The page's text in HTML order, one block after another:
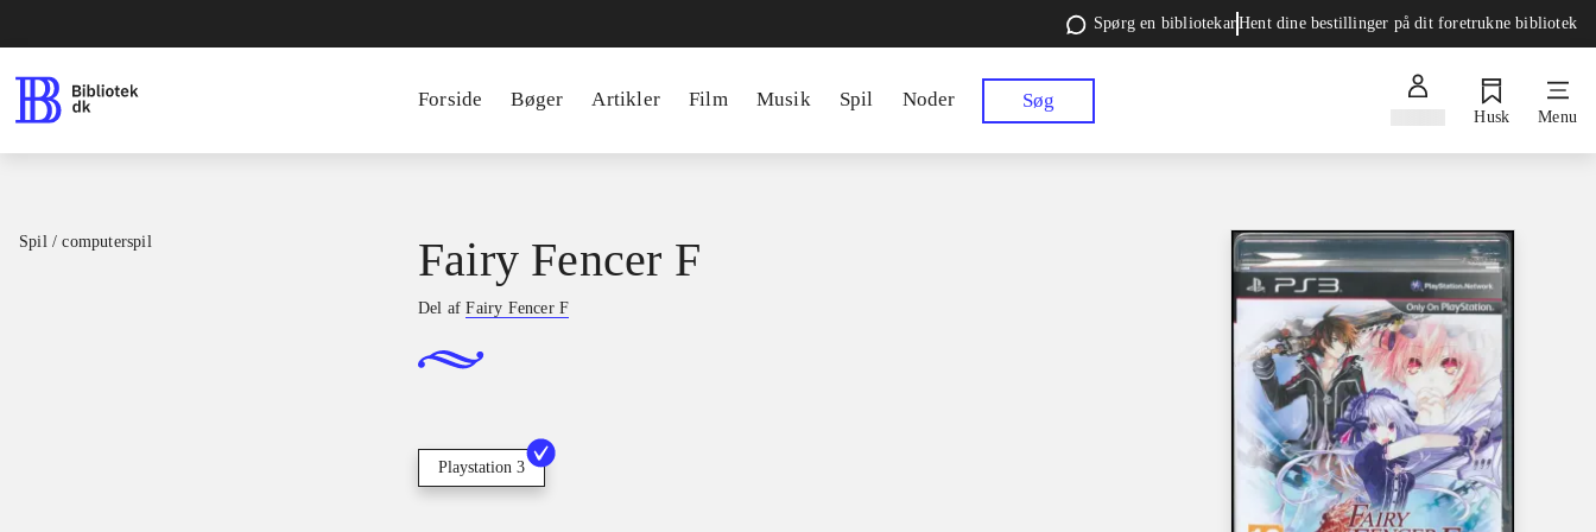
Spørg en bibliotekarHent dine bestillinger på dit foretrukne bibliotek
Forside Bøger Artikler Film Musik Spil Noder Søg
Husk Menu
Spil / computerspil Fairy Fencer F
Del afFairy Fencer F
Playstation 3